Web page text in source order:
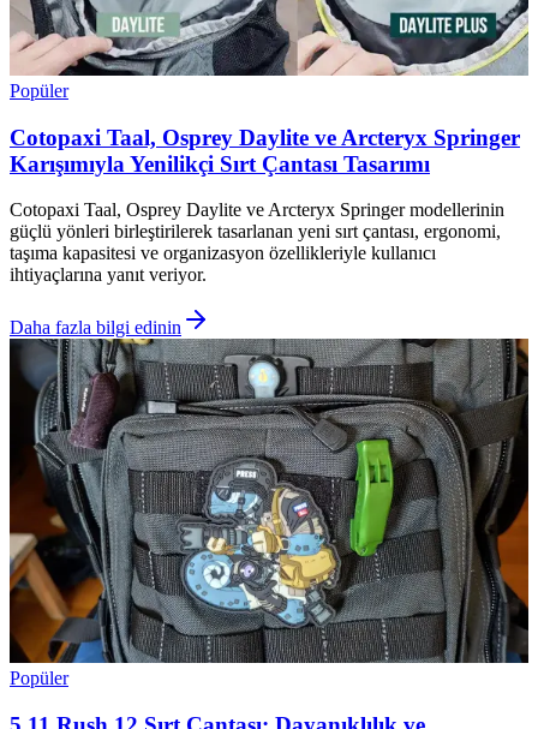
Popüler
Cotopaxi Taal, Osprey Daylite ve Arcteryx Springer
Karışımıyla Yenilikçi Sırt Çantası Tasarımı
Cotopaxi Taal, Osprey Daylite ve Arcteryx Springer modellerinin
güçlü yönleri birleştirilerek tasarlanan yeni sırt çantası, ergonomi,
taşıma kapasitesi ve organizasyon özellikleriyle kullanıcı
ihtiyaçlarına yanıt veriyor.
Daha fazla bilgi edinin
Popüler